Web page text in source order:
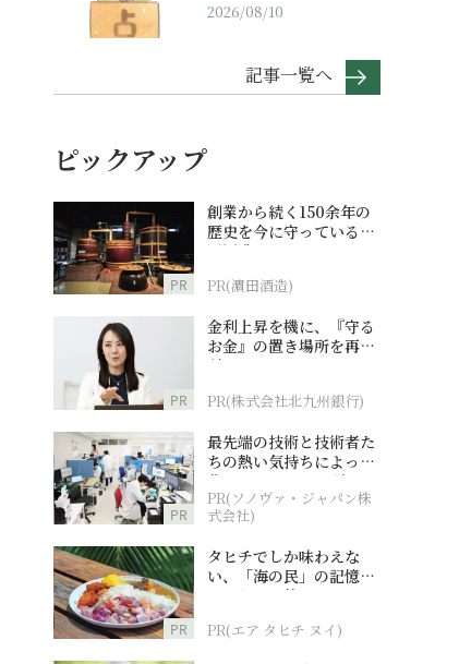
2026/08/10
記事一覧へ
ピックアップ
PR
創業から続く150余年の
歴史を今に守っている濵
田酒造
PR(濵田酒造)
PR
金利上昇を機に、『守る
お金』の置き場所を再検
討
PR(株式会社北九州銀行)
PR
最先端の技術と技術者た
ちの熱い気持ちによって
作られているオーダーメ
イド補聴器
PR(ソノヴァ・ジャパン株
式会社)
PR
タヒチでしか味わえな
い、「海の民」の記憶へ
とつながる旅
PR(エア タヒチ ヌイ)